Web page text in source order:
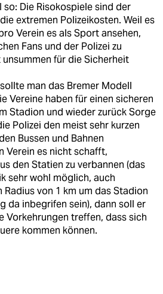
so: Die Risokospiele sind der
extremen Polizeikosten. Weil es
Verein es als Sport ansehen,
Fans und der Polizei zu
für die Sicherheit
man das Bremer Modell
Vereine haben für einen sicheren
Stadion und wieder zurück Sorge
Polizei den meist sehr kurzen
Bussen und Bahnen
Verein es nicht schafft,
den Statien zu verbannen (das
sehr wohl möglich, auch
Radius von 1 km um das Stadion
da inbegrifen sein), dann soll er
Vorkehrungen treffen, dass sich
kommen können.